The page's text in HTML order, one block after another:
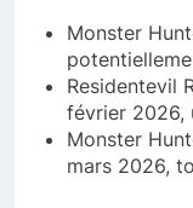
Monster
Residentevil
février 2026,
Monster
mars 2026,